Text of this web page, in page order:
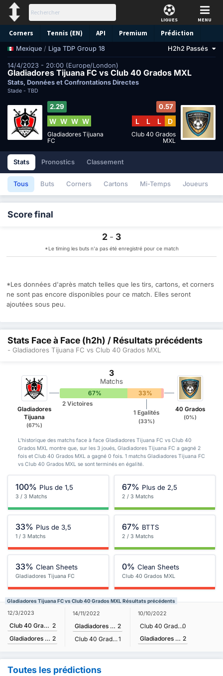
LIGUES MENU
Corners Tennis (EN) API Premium Prédiction
Mexique / Liga TDP Group 18 H2h2 Passés
14/4/2023 - 20:00 (Europe/London)
Gladiadores Tijuana FC vs Club 40 Grados MXL
Stats, Données et Confrontations Directes
Stade - TBD
2.29
W W W W
Gladiadores Tijuana
FC
0.57
L L L D
Club 40 Grados
MXL
Stats Pronostics Classement
Tous Buts Corners Cartons Mi-Temps Joueurs
Score final
2 - 3
*Le timing les buts n'a pas été enregistré pour ce match
*Les données d'après match telles que les tirs, cartons, et corners
ne sont pas encore disponibles pour ce match. Elles seront
ajoutées sous peu.
Stats Face à Face (h2h) / Résultats précédents
- Gladiadores Tijuana FC vs Club 40 Grados MXL
Gladiadores
Tijuana
(67%)
3
Matchs
67% 33% 0%
2 Victoires
1 Egalités
(33%)
40 Grados
(0%)
L'historique des matchs face à face Gladiadores Tijuana FC vs Club 40
Grados MXL montre que, sur les 3 joués, Gladiadores Tijuana FC a gagné 2
fois et Club 40 Grados MXL a gagné 0 fois. 1 matchs Gladiadores Tijuana FC
vs Club 40 Grados MXL se sont terminés en égalité.
100% Plus de 1,5
3 / 3 Matchs
67% Plus de 2,5
2 / 3 Matchs
33% Plus de 3,5
1 / 3 Matchs
67% BTTS
2 / 3 Matchs
33% Clean Sheets
Gladiadores Tijuana FC
0% Clean Sheets
Club 40 Grados MXL
Gladiadores Tijuana FC vs Club 40 Grados MXL Résultats précédents
12/3/2023
Club 40 Grados MXL 2
Gladiadores Tijuana FC 2
14/11/2022
Gladiadores Tijuana FC 2
Club 40 Grados MXL 1
10/10/2022
Club 40 Grados MXL0
Gladiadores Tijuana FC 2
Toutes les prédictions